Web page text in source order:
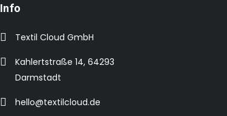
Info
Textil Cloud GmbH
Kahlertstraße 14, 64293
Darmstadt
hello@textilcloud.de